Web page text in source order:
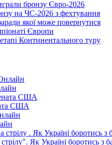
бронзу Євро-2026
на ЧС-2026 з фехтування
якої може повернутися
Європи
Континентального туру
США
Як Україні боротись з